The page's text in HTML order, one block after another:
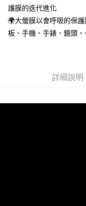
護膜的迭代進化
🌍大螢膜以會呼吸的保
板、手機、手錶、鏡頭
詳細說明